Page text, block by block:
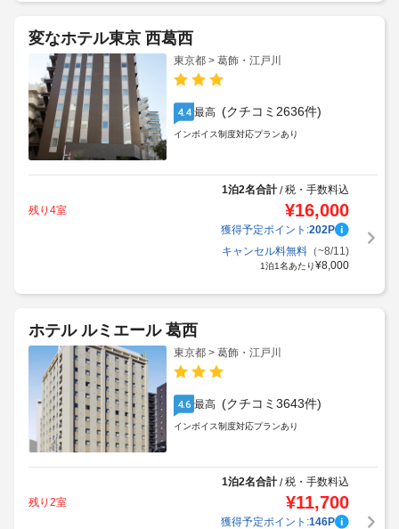
変なホテル東京 西葛西
東京都 > 葛飾・江戸川
4.4 最高 (クチコミ2636件)
インボイス制度対応プランあり
1泊2名合計/税・手数料込
残り4室
¥16,000
獲得予定ポイント:202P
キャンセル料無料（~8/11)
1泊1名あたり¥8,000
ホテル ルミエール 葛西
東京都 > 葛飾・江戸川
4.6 最高 (クチコミ3643件)
インボイス制度対応プランあり
1泊2名合計/税・手数料込
残り2室
¥11,700
獲得予定ポイント:146P